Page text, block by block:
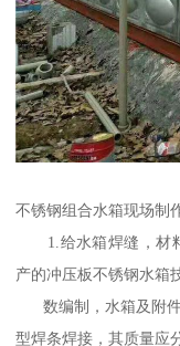
不锈钢组合水箱现场制
1.给水箱焊缝，材料
产的冲压板不锈钢水箱
数编制，水箱及附件
型焊条焊接，其质量应